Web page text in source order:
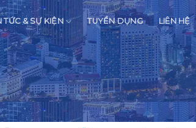
TỨC & SỰ KIỆN TUYỂN DỤNG LIÊN HỆ